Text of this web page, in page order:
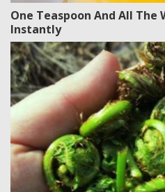
One Teaspoon And All The
Instantly